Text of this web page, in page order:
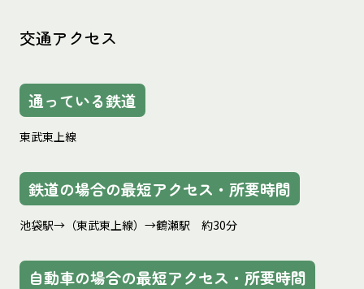
交通アクセス
通っている鉄道
東武東上線
鉄道の場合の最短アクセス・所要時間
池袋駅→（東武東上線）→鶴瀬駅　約30分
自動車の場合の最短アクセス・所要時間